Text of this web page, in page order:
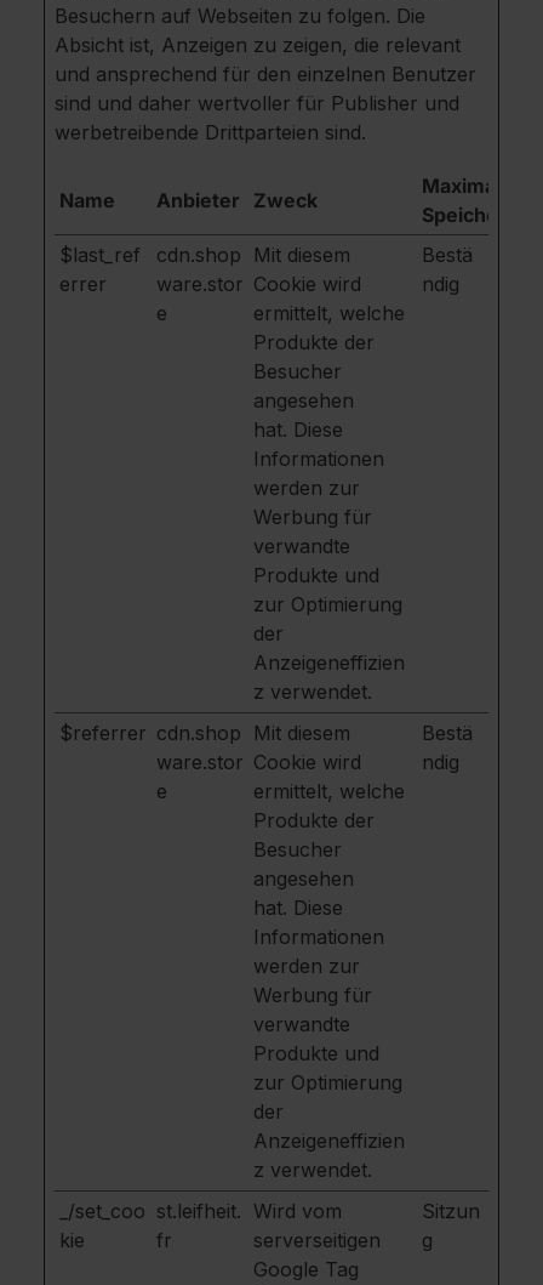
Besuchern auf Webseiten zu folgen. Die
Absicht ist, Anzeigen zu zeigen, die relevant
und ansprechend für den einzelnen Benutzer
sind und daher wertvoller für Publisher und
werbetreibende Drittparteien sind.
Name Anbieter Zweck
Maximale
$last_ref
errer
cdn.shop
ware.stor
e
Mit diesem
Cookie wird
ermittelt, welche
Produkte der
Besucher
angesehen
hat. Diese
Informationen
werden zur
Werbung für
verwandte
Produkte und
zur Optimierung
der
Anzeigeneffizien
z verwendet.
Bestä
ndig
$referrer cdn.shop
ware.stor
e
Mit diesem
Cookie wird
ermittelt, welche
Produkte der
Besucher
angesehen
hat. Diese
Informationen
werden zur
Werbung für
verwandte
Produkte und
zur Optimierung
der
Anzeigeneffizien
z verwendet.
Bestä
ndig
_/set_coo
kie
st.leifheit.
fr
Wird vom
serverseitigen
Google Tag
Sitzun
g